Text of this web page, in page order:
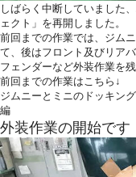
しばらく中断していました
ェクト」を再開しました。
前回までの作業では、ジム
て、後はフロント及びリア
フェンダーなど外装作業を残
前回までの作業はこちら↓
ジムニーとミニのドッキン
編
外装作業の開始です